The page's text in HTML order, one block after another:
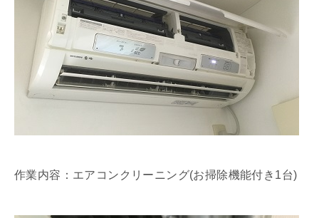
作業内容：エアコンクリーニング(お掃除機能付き1台)